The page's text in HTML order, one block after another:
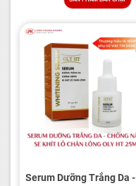
Serum Dưỡng Trắng Da -